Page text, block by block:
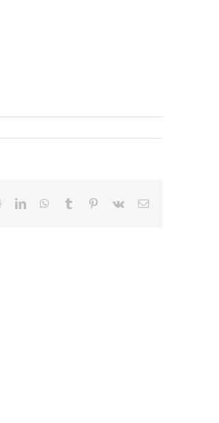
RedditLinkedInWhatsApp
Tumblr Pinterest
Vk
E-